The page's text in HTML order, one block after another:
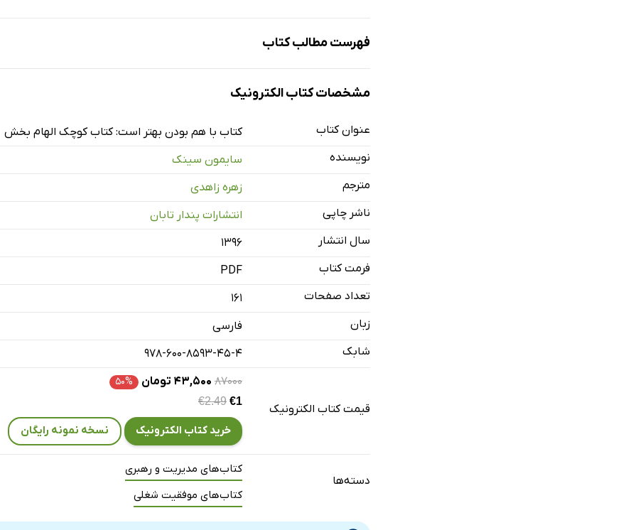
فهرست مطالب کتاب
یکی را انتخاب کن: تنها برو، یا با هم بروید
بصیرت پیدا کن
بازگشت
آن رهبری باش که آرزوی داشتنش را داری
مشخصات کتاب الکترونیک
عنوان کتاب
کتاب با هم بودن بهتر است: کتاب کوچک الهام بخش
نویسنده
سایمون سینک
مترجم
زهره زاهدی
ناشر چاپی
انتشارات پندار تابان
سال انتشار
۱۳۹۶
فرمت کتاب
PDF
تعداد صفحات
161
زبان
فارسی
شابک
978-600-8593-45-4
قیمت کتاب الکترونیک
۸۷۰۰۰ ۴۳,۵۰۰ تومان ۵۰%
€2.49 €1
خرید کتاب الکترونیک نسخه نمونه رایگان
دسته‌ها
کتاب‌های مدیریت و رهبری
کتاب‌های موفقیت شغلی